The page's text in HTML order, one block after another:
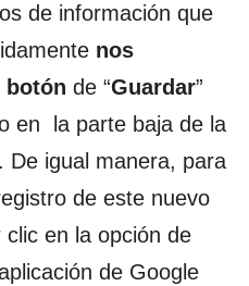
de información que
nos
de “Guardar”
en la parte baja de la
De igual manera, para
de este nuevo
en la opción de
de Google